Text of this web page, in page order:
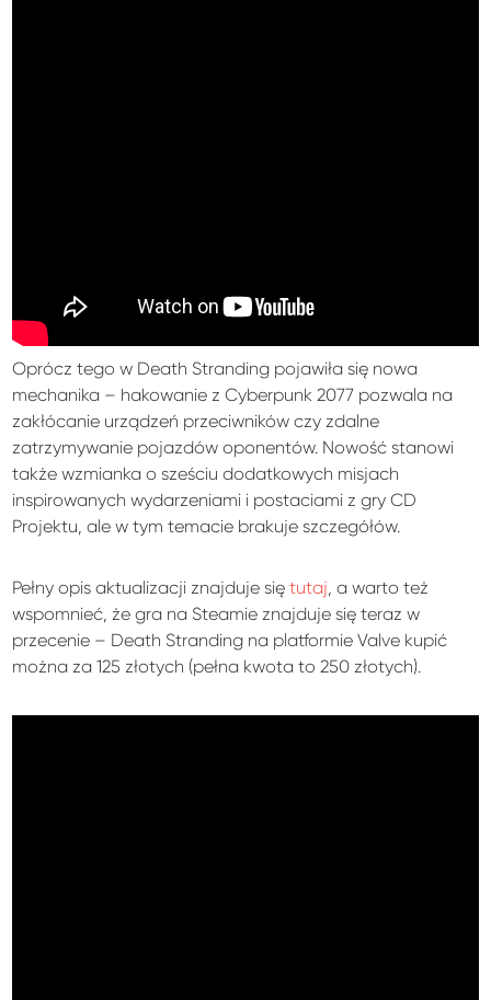
Oprócz tego w Death Stranding pojawiła się nowa
mechanika – hakowanie z Cyberpunk 2077 pozwala na
zakłócanie urządzeń przeciwników czy zdalne
zatrzymywanie pojazdów oponentów. Nowość stanowi
także wzmianka o sześciu dodatkowych misjach
inspirowanych wydarzeniami i postaciami z gry CD
Projektu, ale w tym temacie brakuje szczegółów.
Pełny opis aktualizacji znajduje siętutaj , a warto też
wspomnieć, że gra na Steamie znajduje się teraz w
przecenie – Death Stranding na platformie Valve kupić
można za 125 złotych (pełna kwota to 250 złotych).